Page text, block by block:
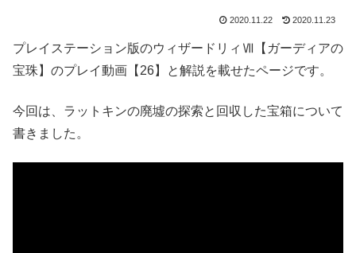
2020.11.22 2020.11.23
プレイステーション版のウィザードリィⅦ【ガーディアの
宝珠】のプレイ動画【26】と解説を載せたページです。
今回は、ラットキンの廃墟の探索と回収した宝箱について
書きました。